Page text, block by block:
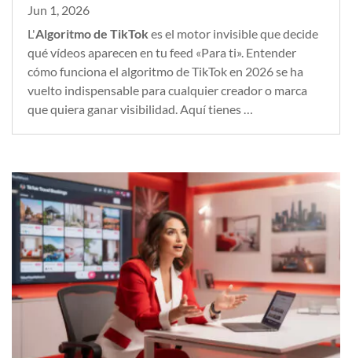
Jun 1, 2026
L'Algoritmo de TikTok es el motor invisible que decide
qué vídeos aparecen en tu feed «Para ti». Entender
cómo funciona el algoritmo de TikTok en 2026 se ha
vuelto indispensable para cualquier creador o marca
que quiera ganar visibilidad. Aquí tienes …